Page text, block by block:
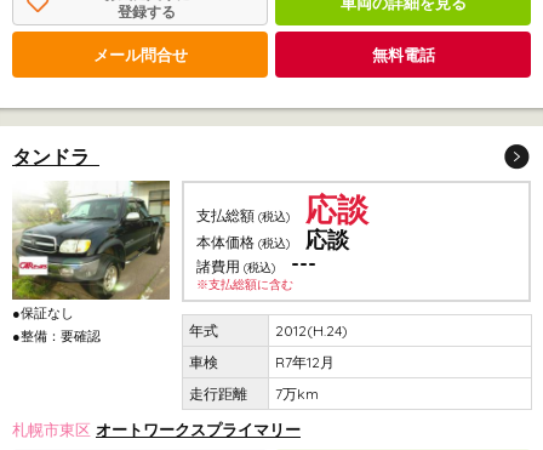
登録する
メール問合せ 無料電話
タンドラ
●保証なし
●整備：要確認
支払総額 (税込) 応談
本体価格 (税込) 応談
諸費用 (税込) ---
※支払総額に含む
2012(H.24)
R7年12月
7万km
札幌市東区 オートワークスプライマリー